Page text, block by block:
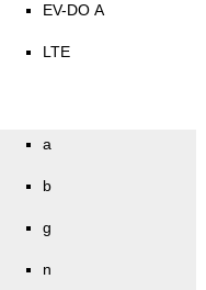
EV-DO A
LTE
a
b
g
n